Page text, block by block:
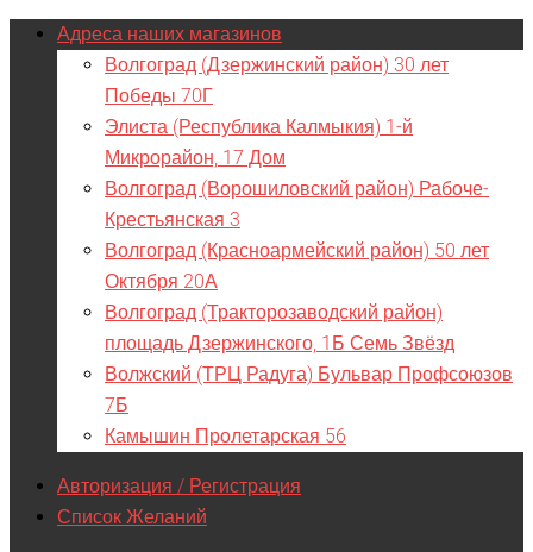
Адреса наших магазинов
Волгоград (Дзержинский район) 30 лет
Победы 70Г
Элиста (Республика Калмыкия) 1-й
Микрорайон, 17 Дом
Волгоград (Ворошиловский район) Рабоче-
Крестьянская 3
Волгоград (Красноармейский район) 50 лет
Октября 20А
Волгоград (Тракторозаводский район)
площадь Дзержинского, 1Б Семь Звёзд
Волжский (ТРЦ Радуга) Бульвар Профсоюзов
7Б
Камышин Пролетарская 56
Авторизация / Регистрация
Список Желаний